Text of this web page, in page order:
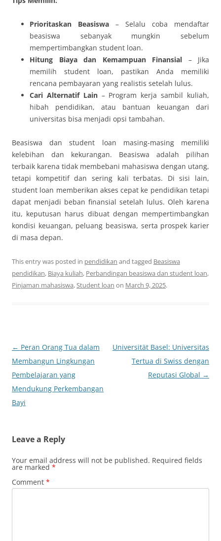
Prioritaskan Beasiswa – Selalu coba mendaftar
beasiswa sebanyak mungkin sebelum
mempertimbangkan student loan.
Hitung Biaya dan Kemampuan Finansial – Jika
memilih student loan, pastikan Anda memiliki
rencana pembayaran yang realistis setelah lulus.
Cari Alternatif Lain– Program kerja sambil kuliah,
hibah pendidikan, atau bantuan keuangan dari
universitas bisa menjadi opsi tambahan.
Beasiswa dan student loan masing-masing memiliki
kelebihan dan kekurangan. Beasiswa adalah pilihan
terbaik karena tidak membebani mahasiswa dengan utang,
tetapi kompetitif dan sering kali terbatas. Di sisi lain,
student loan memberikan akses cepat ke pendidikan tetapi
dapat menjadi beban finansial setelah lulus. Oleh karena
itu, keputusan harus dibuat dengan mempertimbangkan
kondisi keuangan, peluang beasiswa, serta prospek karier
di masa depan.
This entry was posted in pendidikan and tagged Beasiswa
pendidikan, Biaya kuliah, Perbandingan beasiswa dan student loan,
Pinjaman mahasiswa,Student loan on March 9, 2025.
Post
navigation
← Peran Orang Tua dalam
Membangun Lingkungan
Pembelajaran yang
Mendukung Perkembangan
Bayi
Universität Basel: Universitas
Tertua di Swiss dengan
Reputasi Global →
Leave a Reply
Your email address will not be published. Required fields
are marked *
Comment *